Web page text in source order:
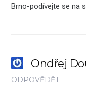
Brno-podívejte se na
Ondřej
ODPOVĚDĚT